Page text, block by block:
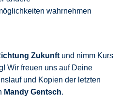
wahrnehmen
Zukunft und nimm Kurs
Wir freuen uns auf Deine
und Kopien der letzten
Mandy Gentsch.